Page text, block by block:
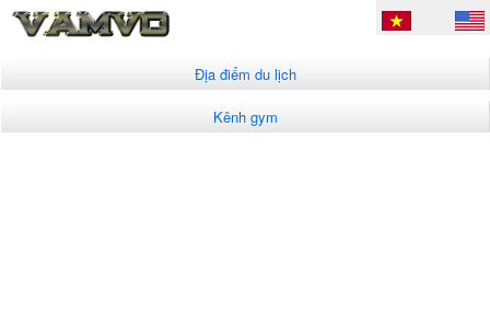
Địa điểm du lịch
Kênh gym